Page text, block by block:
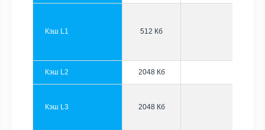
Кэш L1 512 Кб
Кэш L2 2048 Кб
Кэш L3 2048 Кб